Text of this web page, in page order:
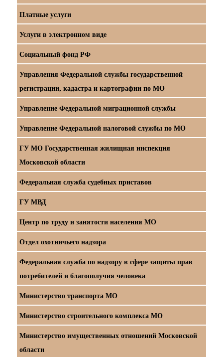
Платные услуги
Услуги в электронном виде
Социальный фонд РФ
Управления Федеральной службы государственной
регистрации, кадастра и картографии по МО
Управление Федеральной миграционной службы
Управление Федеральной налоговой службы по МО
ГУ МО Государственная жилищная инспекция
Московской области
Федеральная служба судебных приставов
ГУ МВД
Центр по труду и занятости населения МО
Отдел охотничьего надзора
Федеральная служба по надзору в сфере защиты прав
потребителей и благополучия человека
Министерство транспорта МО
Министерство строительного комплекса МО
Министерство имущественных отношений Московской
области